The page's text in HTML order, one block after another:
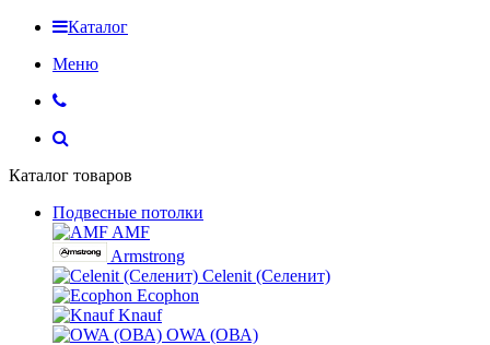
Каталог
Меню
Каталог товаров
Подвесные потолки
AMF
Armstrong
Celenit (Селенит)
Ecophon
Knauf
OWA (ОВА)